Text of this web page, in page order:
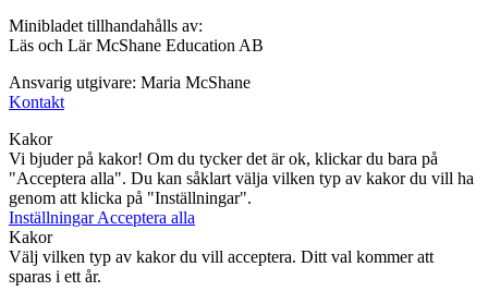
Minibladet tillhandahålls av:
Läs och Lär McShane Education AB
Ansvarig utgivare: Maria McShane
Kontakt
Kakor
Vi bjuder på kakor! Om du tycker det är ok, klickar du bara på
"Acceptera alla". Du kan såklart välja vilken typ av kakor du vill ha
genom att klicka på "Inställningar".
InställningarAcceptera alla
Kakor
Välj vilken typ av kakor du vill acceptera. Ditt val kommer att
sparas i ett år.